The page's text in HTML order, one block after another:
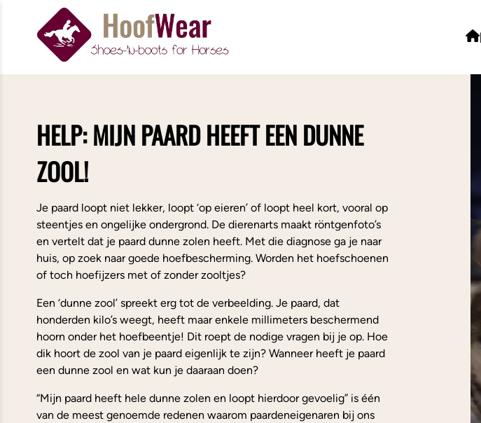
HELP: MIJN PAARD HEEFT EEN DUNNE
ZOOL!
Je paard loopt niet lekker, loopt ‘op eieren’ of loopt heel kort, vooral op
steentjes en ongelijke ondergrond. De dierenarts maakt röntgenfoto’s
en vertelt dat je paard dunne zolen heeft. Met die diagnose ga je naar
huis, op zoek naar goede hoefbescherming. Worden het hoefschoenen
of toch hoefijzers met of zonder zooltjes?
Een ‘dunne zool’ spreekt erg tot de verbeelding. Je paard, dat
honderden kilo’s weegt, heeft maar enkele millimeters beschermend
hoorn onder het hoefbeentje! Dit roept de nodige vragen bij je op. Hoe
dik hoort de zool van je paard eigenlijk te zijn? Wanneer heeft je paard
een dunne zool en wat kun je daaraan doen?
“Mijn paard heeft hele dunne zolen en loopt hierdoor gevoelig” is één
van de meest genoemde redenen waarom paardeneigenaren bij ons